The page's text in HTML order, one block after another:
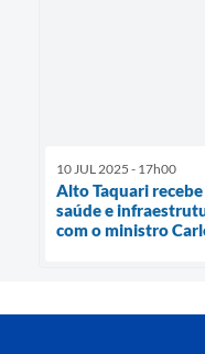
10 JUL 2025 - 17h00
Alto Taquari
saúde e
com o ministro